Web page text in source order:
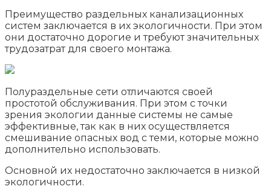
Преимущество раздельных канализационных
систем заключается в их экологичности. При этом
они достаточно дорогие и требуют значительных
трудозатрат для своего монтажа.
Полураздельные сети отличаются своей
простотой обслуживания. При этом с точки
зрения экологии данные системы не самые
эффективные, так как в них осуществляется
смешивание опасных вод с теми, которые можно
дополнительно использовать.
Основной их недостаточно заключается в низкой
экологичности.